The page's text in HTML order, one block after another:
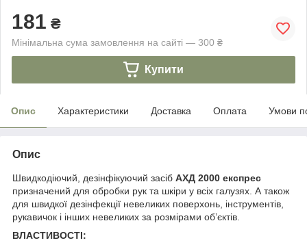
181 ₴
Мінімальна сума замовлення на сайті — 300 ₴
Купити
Опис Характеристики Доставка Оплата Умови
Опис
Швидкодіючий, дезінфікуючий засіб АХД 2000 експрес
призначений для обробки рук та шкіри у всіх галузях. А також
для швидкої дезінфекції невеликих поверхонь, інструментів,
рукавичок і інших невеликих за розмірами об’єктів.
ВЛАСТИВОСТІ: